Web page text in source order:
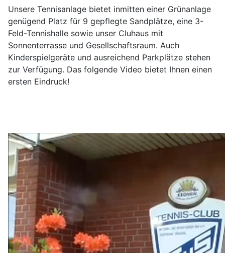
Unsere Tennisanlage bietet inmitten einer Grünanlage
genügend Platz für 9 gepflegte Sandplätze, eine 3-
Feld-Tennishalle sowie unser Cluhaus mit
Sonnenterrasse und Gesellschaftsraum. Auch
Kinderspielgeräte und ausreichend Parkplätze stehen
zur Verfügung. Das folgende Video bietet Ihnen einen
ersten Eindruck!